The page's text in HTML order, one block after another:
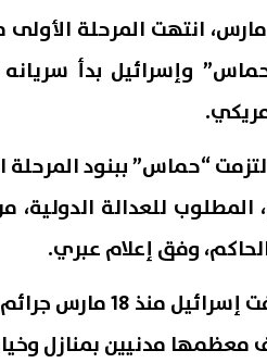
انتهت المرحلة
“حماس” ببنود المرحلة
المطلوب للعدالة
الحاكم، وفق إعلام عبري.
واستأنفت
مدنيين بمنازل